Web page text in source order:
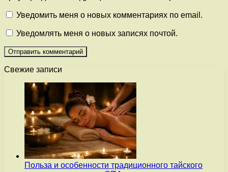
Уведомить меня о новых комментариях по email.
Уведомлять меня о новых записях почтой.
Свежие записи
Польза и особенности традиционного тайского